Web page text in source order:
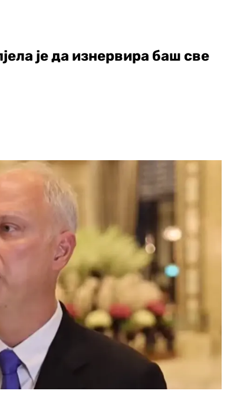
је да изнервира баш све